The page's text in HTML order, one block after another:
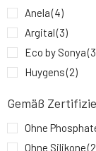
Anela(4)
Argital(3)
Eco by Sonya
Huygens(2)
Kvitok(4)
Lavera(2)
Gemäß
Ohne
Ohne Silikone